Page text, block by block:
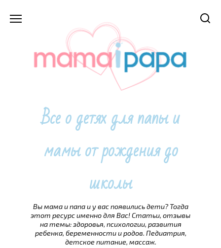
Все о детях для папы и
мамы от рождения до
школы
Вы мама и папа и у вас появились дети? Тогда
этот ресурс именно для Вас! Статьи, отзывы
на темы: здоровья, психологии, развития
ребенка, беременности и родов. Педиатрия,
детское питание, массаж.